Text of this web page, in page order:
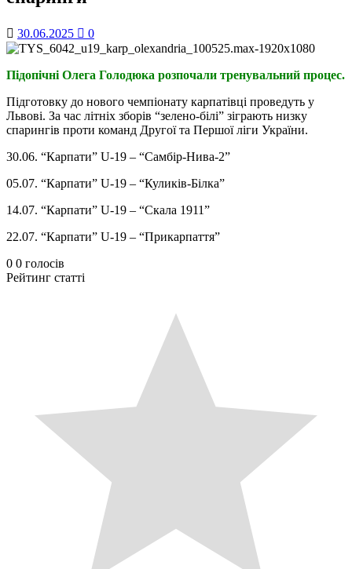
30.06.2025 0
Підопічні Олега Голодюка розпочали тренувальний процес.
Підготовку до нового чемпіонату карпатівці проведуть у
Львові. За час літніх зборів “зелено-білі” зіграють низку
спарингів проти команд Другої та Першої ліги України.
30.06. “Карпати” U-19 – “Самбір-Нива-2”
05.07. “Карпати” U-19 – “Куликів-Білка”
14.07. “Карпати” U-19 – “Скала 1911”
22.07. “Карпати” U-19 – “Прикарпаття”
0 0 голосів
Рейтинг статті